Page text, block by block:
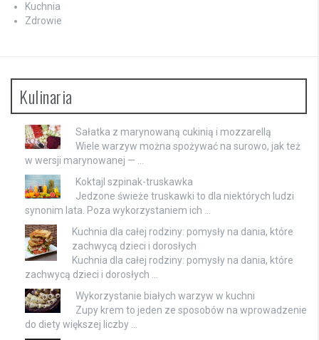
Kuchnia
Zdrowie
Kulinaria
Sałatka z marynowaną cukinią i mozzarellą
Wiele warzyw można spożywać na surowo, jak też
w wersji marynowanej — …
Koktajl szpinak-truskawka
Jedzone świeże truskawki to dla niektórych ludzi
synonim lata. Poza wykorzystaniem ich …
Kuchnia dla całej rodziny: pomysły na dania, które
zachwycą dzieci i dorosłych
Kuchnia dla całej rodziny: pomysły na dania, które
zachwycą dzieci i dorosłych …
Wykorzystanie białych warzyw w kuchni
Zupy krem to jeden ze sposobów na wprowadzenie
do diety większej liczby …